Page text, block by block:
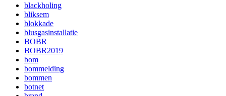
blackholing
bliksem
blokkade
blusgasinstallatie
BOBR
BOBR2019
bom
bommelding
bommen
botnet